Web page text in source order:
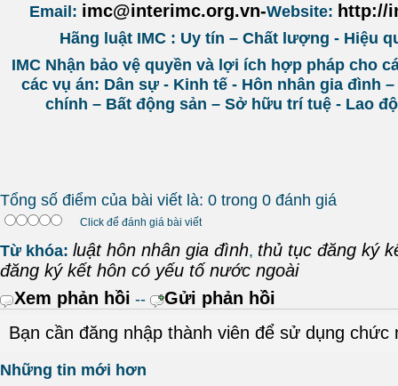
Email: imc@interimc.org.vn-Website: http://
Hãng luật IMC : Uy tín – Chất lượng - Hiệu
IMC Nhận bảo vệ quyền và lợi ích hợp pháp cho
các vụ án: Dân sự - Kinh tế - Hôn nhân gia đình
chính – Bất động sản – Sở hữu trí tuệ - Lao
Tổng số điểm của bài viết là: 0 trong 0 đánh giá
Click để đánh giá bài viết
Từ khóa: luật hôn nhân gia đình, thủ tục đăng ký
đăng ký kết hôn có yếu tố nước ngoài
Xem phản hồi --
Gửi phản hồi
Bạn cần đăng nhập thành viên để sử dụng chức
Những tin mới hơn